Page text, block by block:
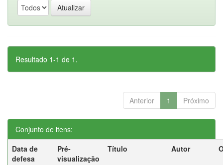
Resultado 1-1 de 1.
Anterior 1 Próximo
Conjunto de itens:
Data de
defesa
Pré-
visualização
Título Autor